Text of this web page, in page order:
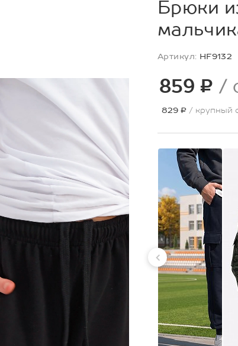
Брюки
Артикул: HF9132
859 ₽ /
829 ₽ / крупный